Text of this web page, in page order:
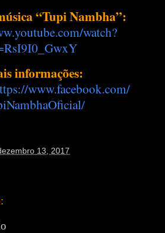
“Tupi Nambha”:
watch?
informações:
www.facebook.com/
13, 2017